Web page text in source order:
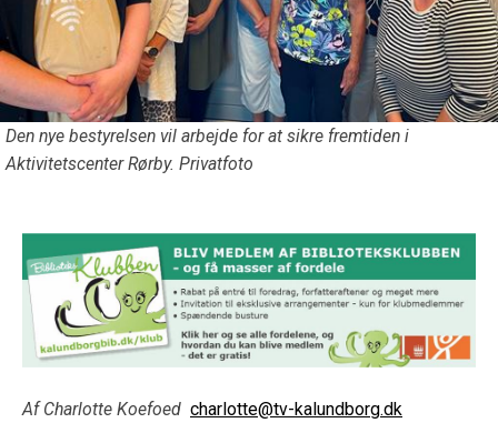
Den nye bestyrelsen vil arbejde for at sikre fremtiden i
Aktivitetscenter Rørby. Privatfoto
Af Charlotte Koefoed charlotte@tv-kalundborg.dk